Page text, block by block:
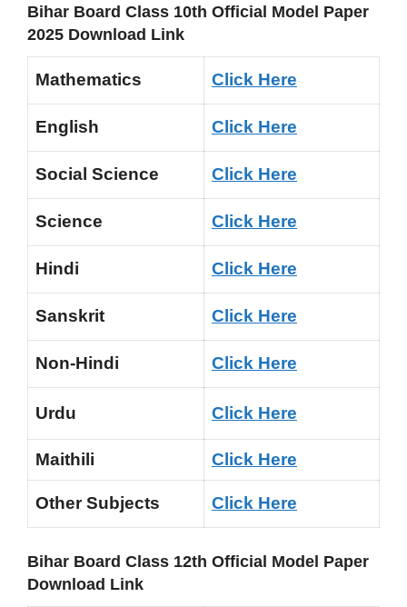
Bihar Board Class 10th Official Model Paper
2025 Download Link
Mathematics Click Here
English Click Here
Social Science Click Here
Science Click Here
Hindi Click Here
Sanskrit Click Here
Non-Hindi Click Here
Urdu Click Here
Maithili Click Here
Other Subjects Click Here
Bihar Board Class 12th Official Model Paper
Download Link